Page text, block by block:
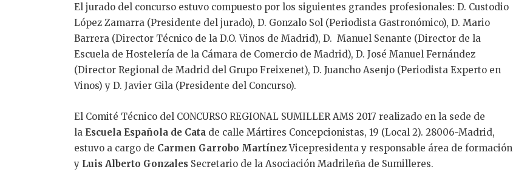
El jurado del concurso estuvo compuesto por los siguientes grandes profesionales: D. Custodio
López Zamarra (Presidente del jurado), D. Gonzalo Sol (Periodista Gastronómico), D. Mario
Barrera (Director Técnico de la D.O. Vinos de Madrid), D. Manuel Senante (Director de la
Escuela de Hostelería de la Cámara de Comercio de Madrid), D. José Manuel Fernández
(Director Regional de Madrid del Grupo Freixenet), D. Juancho Asenjo (Periodista Experto en
Vinos) y D. Javier Gila (Presidente del Concurso).
El Comité Técnico del CONCURSO REGIONAL SUMILLER AMS 2017 realizado en la sede de
la Escuela Española de Cata de calle Mártires Concepcionistas, 19 (Local 2). 28006-Madrid,
estuvo a cargo de Carmen Garrobo MartínezVicepresidenta y responsable área de formación
y Luis Alberto Gonzales Secretario de la Asociación Madrileña de Sumilleres.